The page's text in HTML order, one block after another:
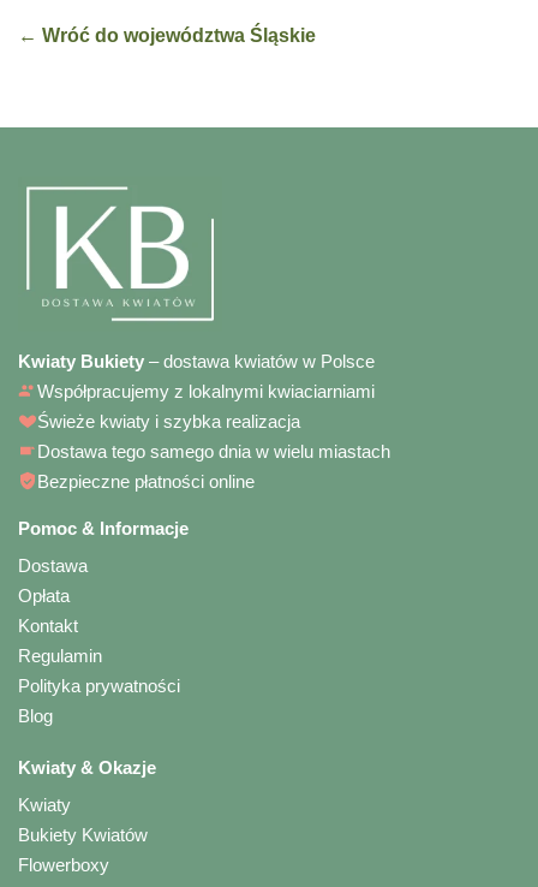
← Wróć do województwa Śląskie
Kwiaty Bukiety – dostawa kwiatów w Polsce
Współpracujemy z lokalnymi kwiaciarniami
Świeże kwiaty i szybka realizacja
Dostawa tego samego dnia w wielu miastach
Bezpieczne płatności online
Pomoc & Informacje
Dostawa
Opłata
Kontakt
Regulamin
Polityka prywatności
Blog
Kwiaty & Okazje
Kwiaty
Bukiety Kwiatów
Flowerboxy